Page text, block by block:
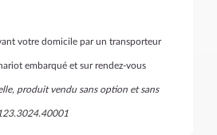
votre domicile par un transporteur
embarqué et sur rendez-vous
produit vendu sans option et sans